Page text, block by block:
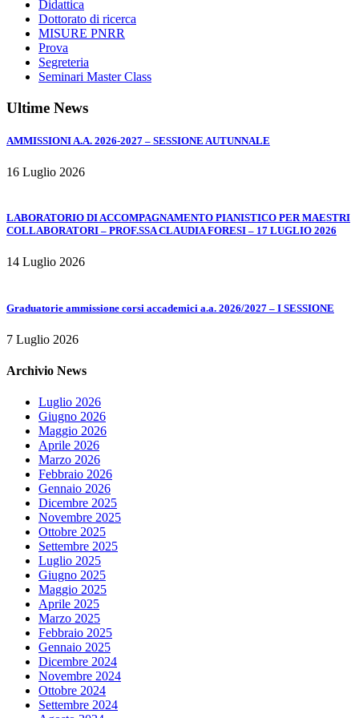
Didattica
Dottorato di ricerca
MISURE PNRR
Prova
Segreteria
Seminari Master Class
Ultime News
AMMISSIONI A.A. 2026-2027 – SESSIONE AUTUNNALE
16 Luglio 2026
LABORATORIO DI ACCOMPAGNAMENTO PIANISTICO PER MAESTRI
COLLABORATORI – PROF.SSA CLAUDIA FORESI – 17 LUGLIO 2026
14 Luglio 2026
Graduatorie ammissione corsi accademici a.a. 2026/2027 – I SESSIONE
7 Luglio 2026
Archivio News
Luglio 2026
Giugno 2026
Maggio 2026
Aprile 2026
Marzo 2026
Febbraio 2026
Gennaio 2026
Dicembre 2025
Novembre 2025
Ottobre 2025
Settembre 2025
Luglio 2025
Giugno 2025
Maggio 2025
Aprile 2025
Marzo 2025
Febbraio 2025
Gennaio 2025
Dicembre 2024
Novembre 2024
Ottobre 2024
Settembre 2024